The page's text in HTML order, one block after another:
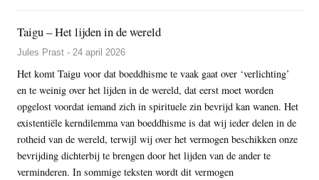
Taigu – Het lijden in de wereld
Jules Prast - 24 april 2026
Het komt Taigu voor dat boeddhisme te vaak gaat over ‘verlichting’
en te weinig over het lijden in de wereld, dat eerst moet worden
opgelost voordat iemand zich in spirituele zin bevrijd kan wanen. Het
existentiële kerndilemma van boeddhisme is dat wij ieder delen in de
rotheid van de wereld, terwijl wij over het vermogen beschikken onze
bevrijding dichterbij te brengen door het lijden van de ander te
verminderen. In sommige teksten wordt dit vermogen